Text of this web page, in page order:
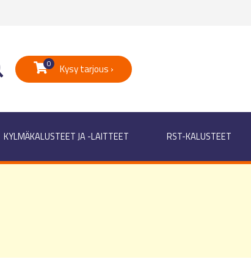
0 Kysy tarjous ›
KYLMÄKALUSTEET JA -LAITTEET RST-KALUSTEET